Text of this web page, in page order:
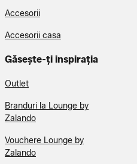
Accesorii
Accesorii casa
Găsește-ți inspirația
Outlet
Branduri la Lounge by
Zalando
Vouchere Lounge by
Zalando